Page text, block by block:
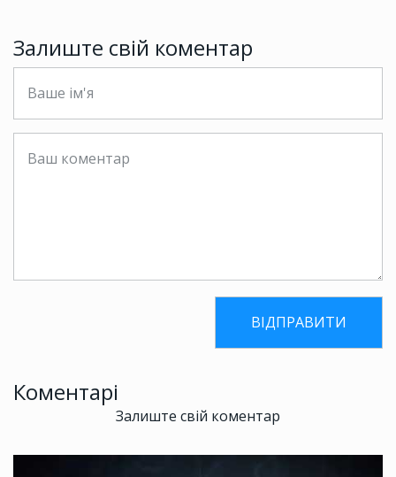
Залиште свій коментар
Коментарі
Залиште свій коментар